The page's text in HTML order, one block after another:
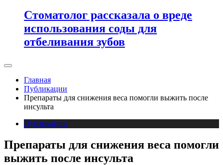
Стоматолог рассказала о вреде
использования соды для
отбеливания зубов
Главная
Публикации
Препараты для снижения веса помогли выжить после
инсульта
Публикации
Препараты для снижения веса помогли
выжить после инсульта